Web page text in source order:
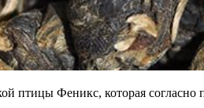
Феникс, которая согласно